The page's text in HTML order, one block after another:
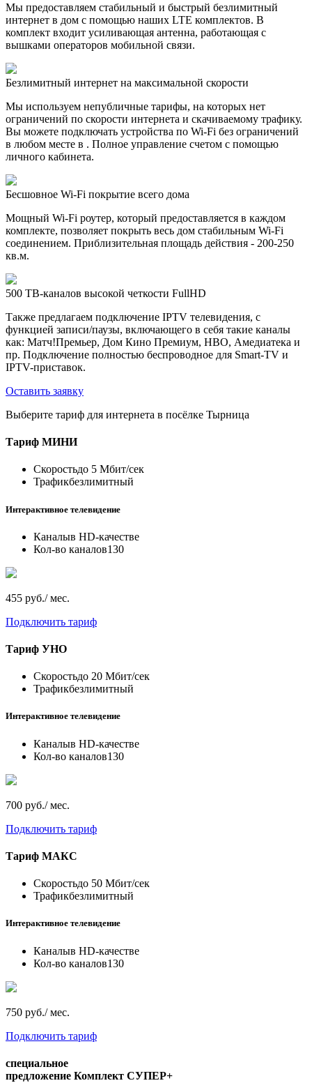
Мы предоставляем стабильный и быстрый безлимитный
интернет в дом с помощью наших LTE комплектов. В
комплект входит усиливающая антенна, работающая с
вышками операторов мобильной связи.
Безлимитный интернет на максимальной скорости
Мы используем непубличные тарифы, на которых нет
ограничений по скорости интернета и скачиваемому трафику.
Вы можете подключать устройства по Wi-Fi без ограничений
в любом месте в . Полное управление счетом с помощью
личного кабинета.
Бесшовное Wi-Fi покрытие всего дома
Мощный Wi-Fi роутер, который предоставляется в каждом
комплекте, позволяет покрыть весь дом стабильным Wi-Fi
соединением. Приблизительная площадь действия - 200-250
кв.м.
500 ТВ-каналов высокой четкости FullHD
Также предлагаем подключение IPTV телевидения, с
функцией записи/паузы, включающего в себя такие каналы
как: Матч!Премьер, Дом Кино Премиум, HBO, Амедиатека и
пр. Подключение полностью беспроводное для Smart-TV и
IPTV-приставок.
Оставить заявку
Выберите тариф для интернета в посёлке Тырница
Тариф МИНИ
Скоростьдо 5 Мбит/сек
Трафикбезлимитный
Интерактивное телевидение
Каналыв HD-качестве
Кол-во каналов130
455 руб./ мес.
Подключить тариф
Тариф УНО
Скоростьдо 20 Мбит/сек
Трафикбезлимитный
Интерактивное телевидение
Каналыв HD-качестве
Кол-во каналов130
700 руб./ мес.
Подключить тариф
Тариф МАКС
Скоростьдо 50 Мбит/сек
Трафикбезлимитный
Интерактивное телевидение
Каналыв HD-качестве
Кол-во каналов130
750 руб./ мес.
Подключить тариф
специальное
предложение Комплект СУПЕР+